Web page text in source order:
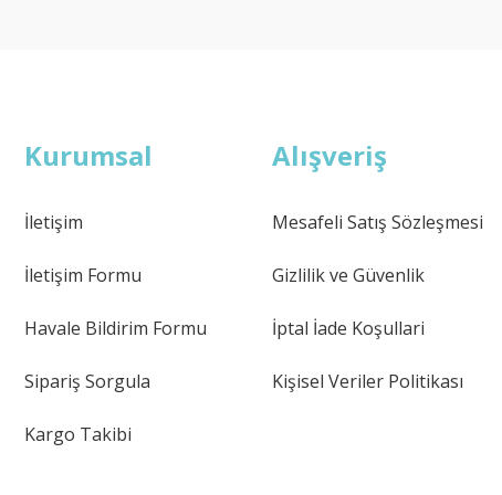
Kurumsal
İletişim
İletişim Formu
Havale Bildirim Formu
Sipariş Sorgula
Kargo Takibi
Alışveriş
Mesafeli Satış Sözleşmesi
Gizlilik ve Güvenlik
İptal İade Koşullari
Kişisel Veriler Politikası